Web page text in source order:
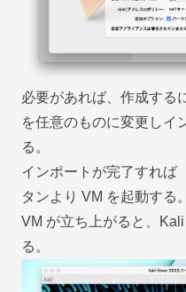
必要があれば、作成する
を任意のものに変更しイ
る。
インポートが完了すれば
タンより VM を起動する。
VM が立ち上がると、
る。